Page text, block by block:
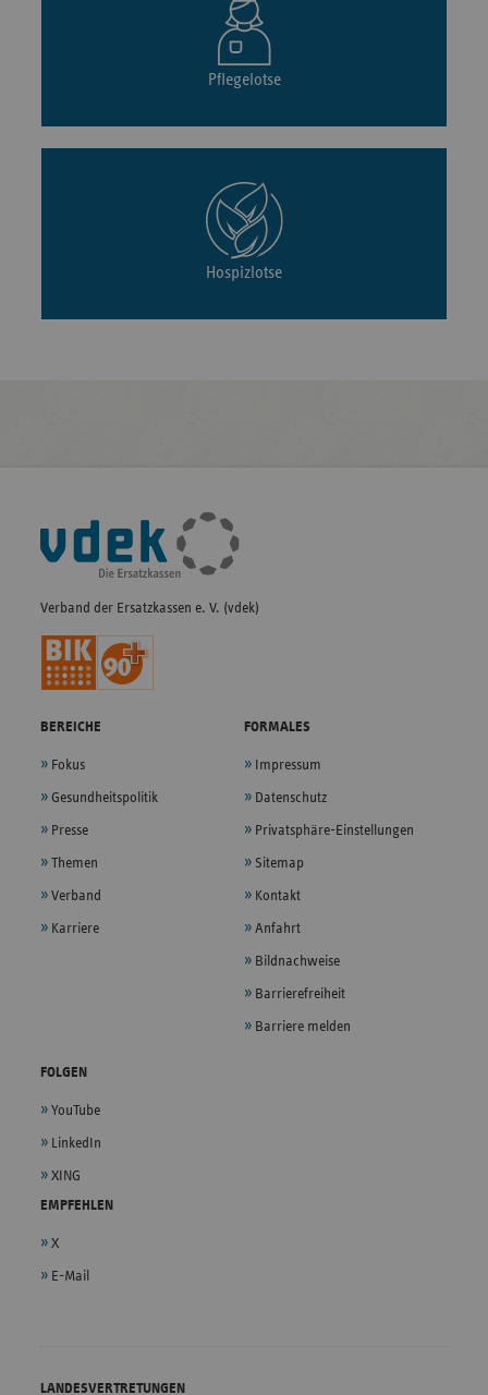
Pflegelotse
Hospizlotse
Fußleisten-
Navigation
Verband der Ersatzkassen e. V. (vdek)
BEREICHE
Fokus
Gesundheitspolitik
Presse
Themen
Verband
Karriere
FORMALES
Impressum
Datenschutz
Privatsphäre-Einstellungen
Sitemap
Kontakt
Anfahrt
Bildnachweise
Barrierefreiheit
Barriere melden
FOLGEN
YouTube
LinkedIn
XING
EMPFEHLEN
X
E-Mail
LANDESVERTRETUNGEN